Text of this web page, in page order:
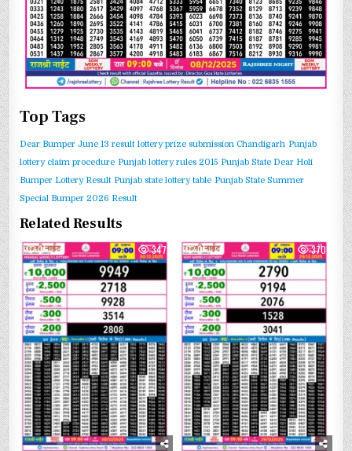
Top Tags
Dear Bumper June 13 result lottery prize submission Chandigarh Punjab
lottery claim procedure Punjab lottery rules 2015 Punjab State Dear Holi
Bumper Lottery Result Punjab state lottery table Punjab State Summer
Special Bumper 2026 Result
Related Results
0 347 0 370